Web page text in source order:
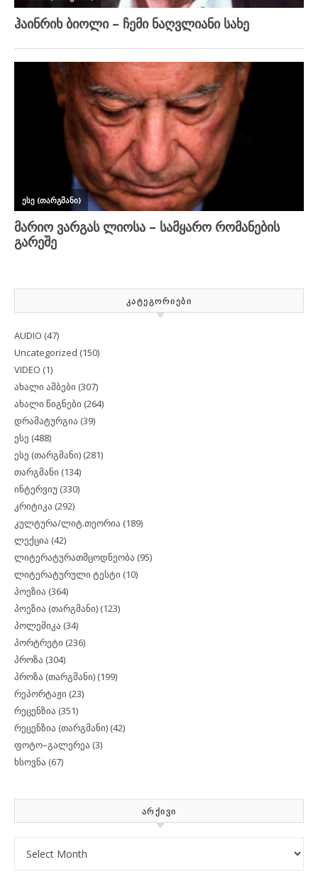
ᲙᲐᲢᲔᲒᲝᲠᲘᲔᲑᲘ
AUDIO (47)
Uncategorized (150)
VIDEO (1)
ახალი ამბები (307)
ახალი წიგნები (264)
დრამატურგია (39)
ესე (488)
ესე (თარგმანი) (281)
თარგმანი (134)
ინტერვიუ (330)
კრიტიკა (292)
კულტურა/ლიტ.თეორია (189)
ლექცია (42)
ლიტერატურათმცოდნეობა (95)
ლიტერატურული ტესტი (10)
პოეზია (364)
პოეზია (თარგმანი) (123)
პოლემიკა (34)
პორტრეტი (236)
პროზა (304)
პროზა (თარგმანი) (199)
რეპორტაჟი (23)
რეცენზია (351)
რეცენზია (თარგმანი) (42)
ფოტო–გალერეა (3)
ხსოვნა (67)
ᲐᲠᲥᲘᲕᲘ